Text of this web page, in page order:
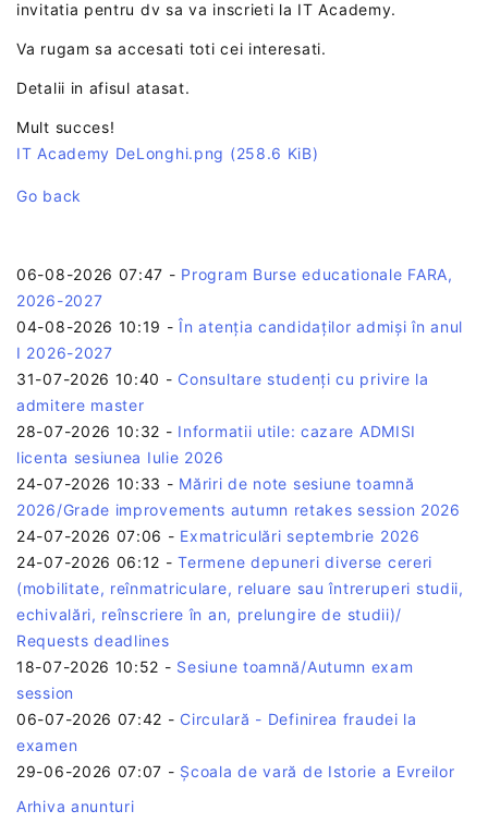
invitatia pentru dv sa va inscrieti la IT Academy.
Va rugam sa accesati toti cei interesati.
Detalii in afisul atasat.
Mult succes!
IT Academy DeLonghi.png (258.6 KiB)
Go back
06-08-2026 07:47 - Program Burse educationale FARA,
2026-2027
04-08-2026 10:19 -În atenția candidaților admiși în anul
I 2026-2027
31-07-2026 10:40 - Consultare studenți cu privire la
admitere master
28-07-2026 10:32 - Informatii utile: cazare ADMISI
licenta sesiunea Iulie 2026
24-07-2026 10:33 - Măriri de note sesiune toamnă
2026/Grade improvements autumn retakes session 2026
24-07-2026 07:06 - Exmatriculări septembrie 2026
24-07-2026 06:12 -Termene depuneri diverse cereri
(mobilitate, reînmatriculare, reluare sau întreruperi studii,
echivalări, reînscriere în an, prelungire de studii)/
Requests deadlines
18-07-2026 10:52 - Sesiune toamnă/Autumn exam
session
06-07-2026 07:42 - Circulară - Definirea fraudei la
examen
29-06-2026 07:07 - Școala de vară de Istorie a Evreilor
Arhiva anunturi